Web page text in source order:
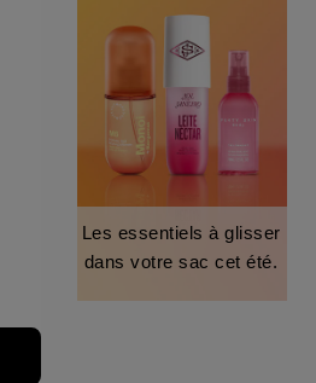
Les essentiels à glisser
dans votre sac cet été.